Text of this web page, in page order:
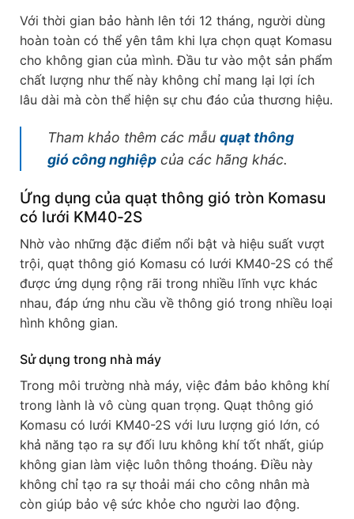
Với thời gian bảo hành lên tới 12 tháng, người dùng
hoàn toàn có thể yên tâm khi lựa chọn quạt Komasu
cho không gian của mình. Đầu tư vào một sản phẩm
chất lượng như thế này không chỉ mang lại lợi ích
lâu dài mà còn thể hiện sự chu đáo của thương hiệu.
Tham khảo thêm các mẫu quạt thông
gió công nghiệp của các hãng khác.
Ứng dụng của quạt thông gió tròn Komasu
có lưới KM40-2S
Nhờ vào những đặc điểm nổi bật và hiệu suất vượt
trội, quạt thông gió Komasu có lưới KM40-2S có thể
được ứng dụng rộng rãi trong nhiều lĩnh vực khác
nhau, đáp ứng nhu cầu về thông gió trong nhiều loại
hình không gian.
Sử dụng trong nhà máy
Trong môi trường nhà máy, việc đảm bảo không khí
trong lành là vô cùng quan trọng. Quạt thông gió
Komasu có lưới KM40-2S với lưu lượng gió lớn, có
khả năng tạo ra sự đối lưu không khí tốt nhất, giúp
không gian làm việc luôn thông thoáng. Điều này
không chỉ tạo ra sự thoải mái cho công nhân mà
còn giúp bảo vệ sức khỏe cho người lao động.